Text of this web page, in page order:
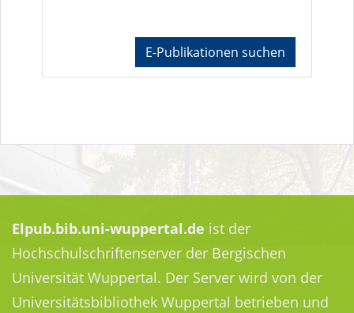
E-Publikationen suchen
Elpub.bib.uni-wuppertal.de ist der
Hochschulschriftenserver der Bergischen
Universität Wuppertal. Der Server wird von der
Universitätsbibliothek Wuppertal betrieben und